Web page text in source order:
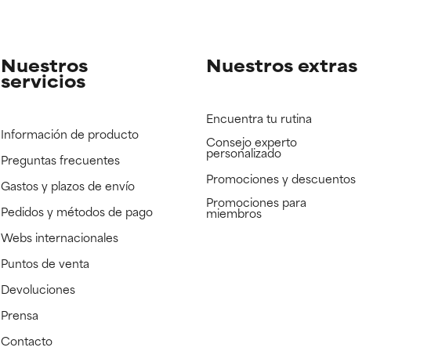
Nuestros
servicios
Información de producto
Preguntas frecuentes
Gastos y plazos de envío
Pedidos y métodos de pago
Webs internacionales
Puntos de venta
Devoluciones
Prensa
Contacto
Nuestros extras
Encuentra tu rutina
Consejo experto
personalizado
Promociones y descuentos​
Promociones para
miembros